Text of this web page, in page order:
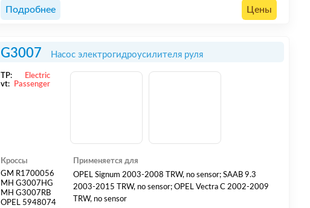
Подробнее Цены
G3007 Насос электрогидроусилителя руля
TP:
Electric
vt:
Passenger
Кроссы
GM R1700056
MH G3007HG
MH G3007RB
OPEL 5948074
Применяется для
OPEL Signum 2003-2008 TRW, no sensor; SAAB 9.3
2003-2015 TRW, no sensor; OPEL Vectra C 2002-2009
TRW, no sensor